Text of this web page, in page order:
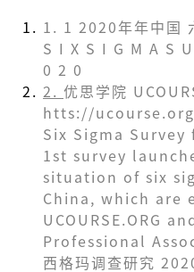
1. 1 2020年年中国
S I X S I G M A S
0 2 0
2. 优思学院
htts://
Six Sigma
1st survey
situation of six
China, which are
UCOURSE.ORG
Professional
西格玛调查研究